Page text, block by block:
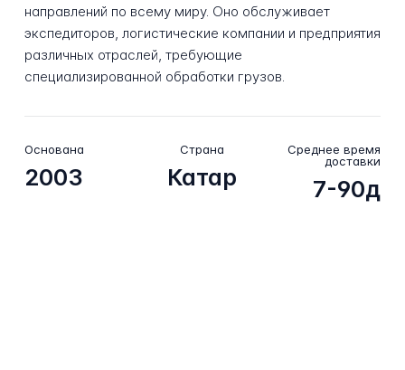
направлений по всему миру. Оно обслуживает
экспедиторов, логистические компании и предприятия
различных отраслей, требующие
специализированной обработки грузов.
Основана
2003
Страна
Катар
Среднее время
доставки
7-90д